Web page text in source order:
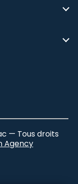
— Tous droits
Agency